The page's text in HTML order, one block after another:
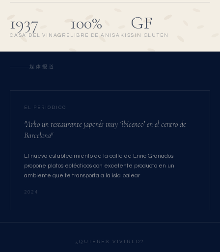
1937
CASA DEL VINAGRE
100%
LIBRE DE ANISAKIS
GF
SIN GLUTEN
媒体报道
EL PERIODICO
"Arko un restaurante japonés muy ‘ibicenco’ en el centro de
Barcelona"
El nuevo establecimiento de la calle de Enric Granados
propone platos eclécticos con excelente producto en un
ambiente que te transporta a la isla balear
2024
¿QUIERES VIVIRLO?